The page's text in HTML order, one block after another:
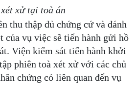
xử tại toà án
thu thập đủ chứng cứ và đánh
của vụ việc sẽ tiến hành gửi hồ
Viện kiểm sát tiến hành khởi
phiên toà xét xử với các chủ
chứng có liên quan đến vụ